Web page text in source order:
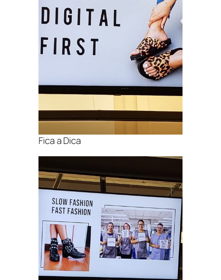
Fica a Dica